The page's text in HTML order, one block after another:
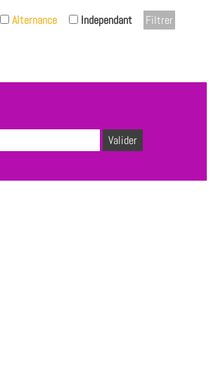
Alternance Independant